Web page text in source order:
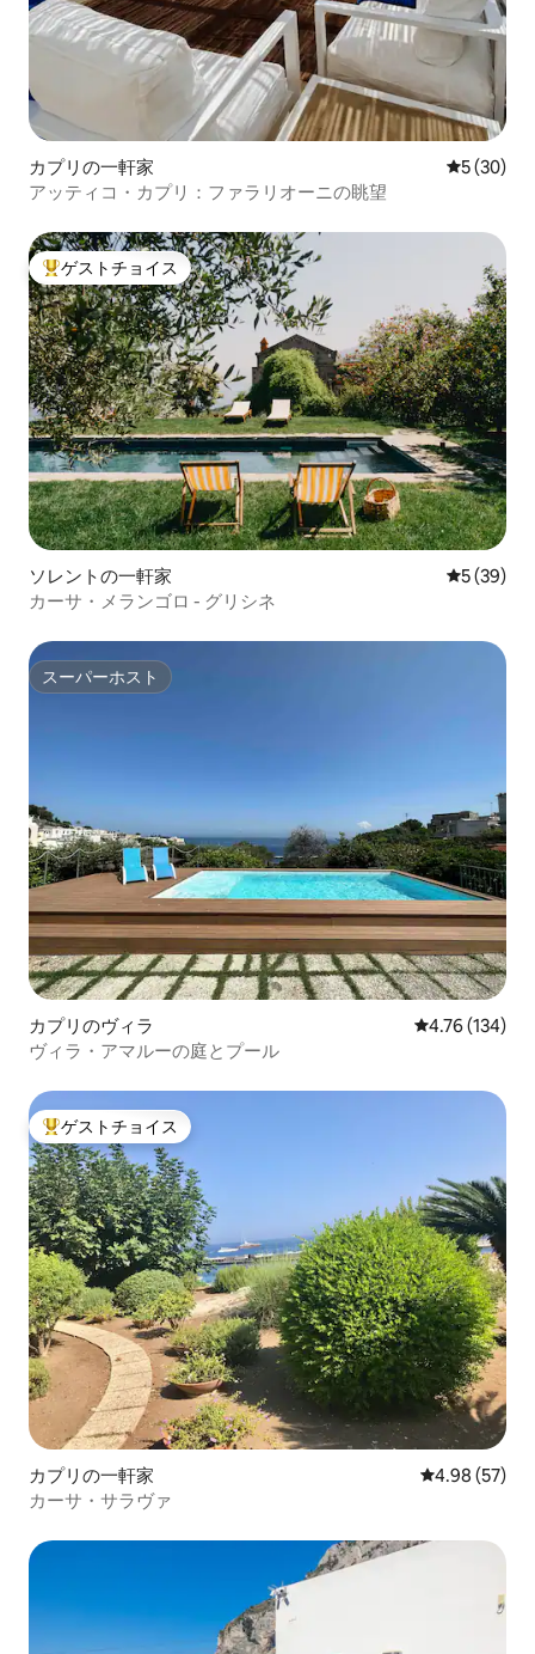
カプリの一軒家 レビュー
5 (30)
アッティコ・カプリ：ファラリオーニの眺望
大好評のゲストチョイスです。
ゲストチョイス
ソレントの一軒家 レビュー
5 (39)
カーサ・メランゴロ - グリシネ
スーパーホスト
スーパーホスト
カプリのヴィラ レビュー134
4.76 (134)
ヴィラ・アマルーの庭とプール
大好評のゲストチョイスです。
ゲストチョイス
カプリの一軒家 レビュー57
4.98 (57)
カーサ・サラヴァ